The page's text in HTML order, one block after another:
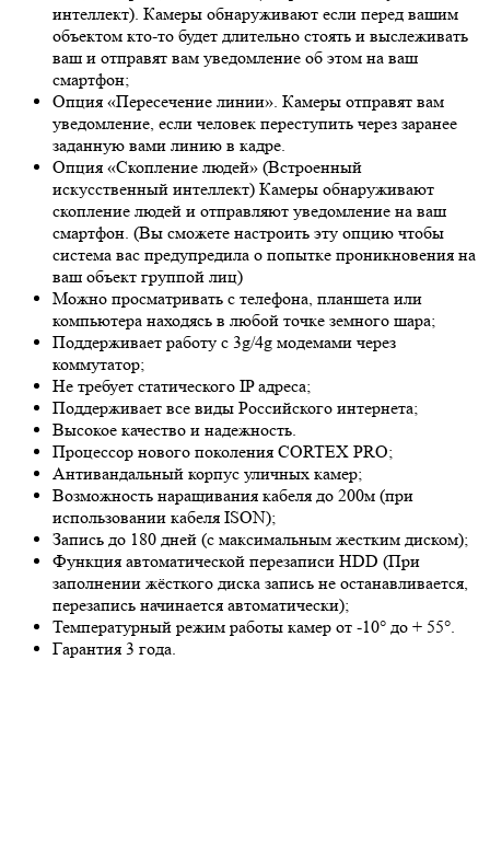
интеллект). Камеры обнаруживают если перед вашим
объектом кто-то будет длительно стоять и выслеживать
ваш и отправят вам уведомление об этом на ваш
смартфон;
Опция «Пересечение линии». Камеры отправят вам
уведомление, если человек переступить через заранее
заданную вами линию в кадре.
Опция «Скопление людей» (Встроенный
искусственный интеллект) Камеры обнаруживают
скопление людей и отправляют уведомление на ваш
смартфон. (Вы сможете настроить эту опцию чтобы
система вас предупредила о попытке проникновения на
ваш объект группой лиц)
Можно просматривать с телефона, планшета или
компьютера находясь в любой точке земного шара;
Поддерживает работу с 3g/4g модемами через
коммутатор;
Не требует статического IP адреса;
Поддерживает все виды Российского интернета;
Высокое качество и надежность.
Процессор нового поколения CORTEX PRO;
Антивандальный корпус уличных камер;
Возможность наращивания кабеля до 200м (при
использовании кабеля ISON);
Запись до 180 дней (с максимальным жестким диском);
Функция автоматической перезаписи HDD (При
заполнении жёсткого диска запись не останавливается,
перезапись начинается автоматически);
Температурный режим работы камер от -10° до + 55°.
Гарантия 3 года.